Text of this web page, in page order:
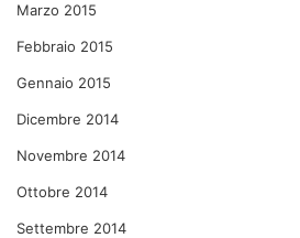
Marzo 2015
Febbraio 2015
Gennaio 2015
Dicembre 2014
Novembre 2014
Ottobre 2014
Settembre 2014